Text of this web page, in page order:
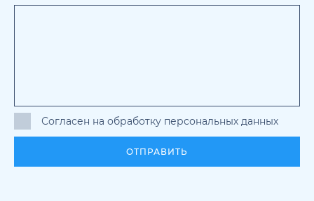
Согласен на обработку персональных данных
ОТПРАВИТЬ